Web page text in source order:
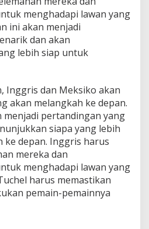
menghadapi lawan yang
ini akan menjadi
dan akan
lebih siap untuk
Inggris dan Meksiko akan
akan melangkah ke depan.
menjadi pertandingan yang
siapa yang lebih
ke depan. Inggris harus
mereka dan
menghadapi lawan yang
harus memastikan
pemain-pemainnya